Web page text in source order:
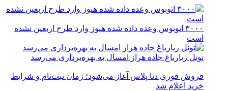
۳۰۰۰ اتوبوس وعده داده شده هنوز وارد طرح اربعین نشده
است
تونل زیارباغ جاده هراز امسال به بهره‌برداری می‌رسد
فروش فوری دنا پلاس آغاز می‌شود؛ زمان ثبت‌نام و شرایط
خرید اعلام شد